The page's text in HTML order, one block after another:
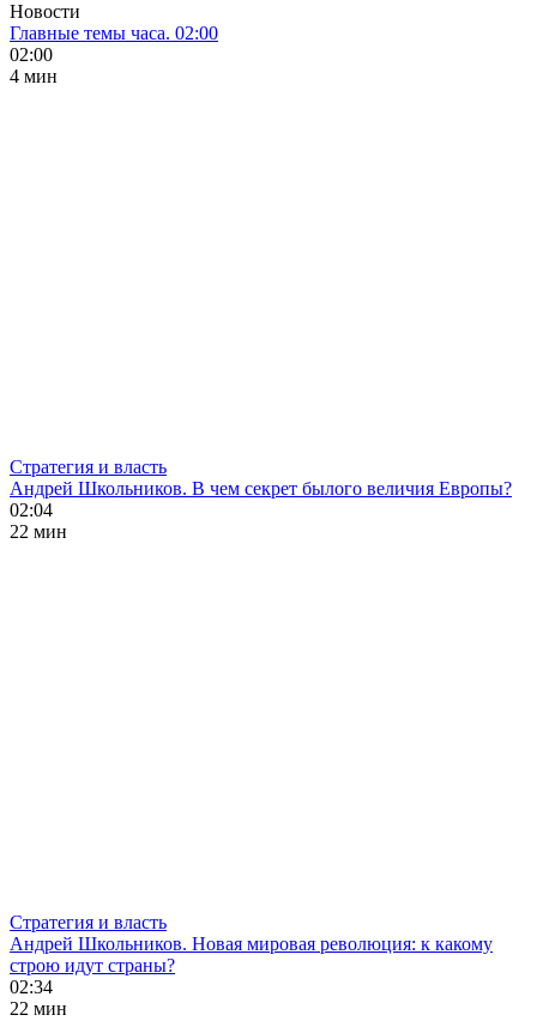
Новости
Главные темы часа. 02:00
02:00
4 мин
Стратегия и власть
Андрей Школьников. В чем секрет былого величия Европы?
02:04
22 мин
Стратегия и власть
Андрей Школьников. Новая мировая революция: к какому
строю идут страны?
02:34
22 мин